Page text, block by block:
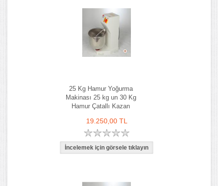
25 Kg Hamur Yoğurma
Makinası 25 kg un 30 Kg
Hamur Çatallı Kazan
19.250,00 TL